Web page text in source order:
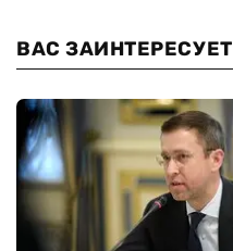
ВАС ЗАИНТЕРЕСУЕТ